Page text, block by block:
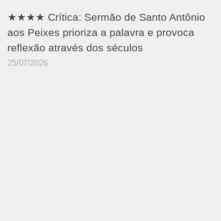
★★★★ Crítica: Sermão de Santo Antônio
aos Peixes prioriza a palavra e provoca
reflexão através dos séculos
25/07/2026